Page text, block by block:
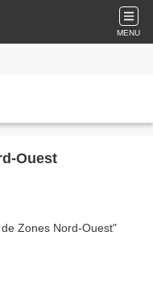
MENU
Ouest